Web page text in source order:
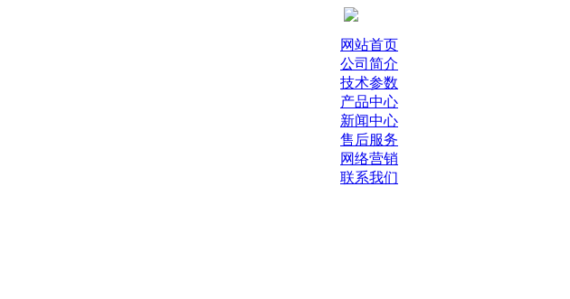
网站首页
公司简介
技术参数
产品中心
新闻中心
售后服务
网络营销
联系我们